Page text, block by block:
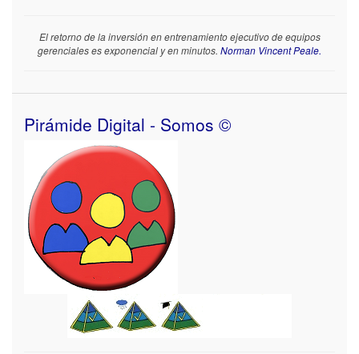
El retorno de la inversión en entrenamiento ejecutivo de equipos
gerenciales es exponencial y en minutos. Norman Vincent Peale.
Pirámide Digital - Somos ©